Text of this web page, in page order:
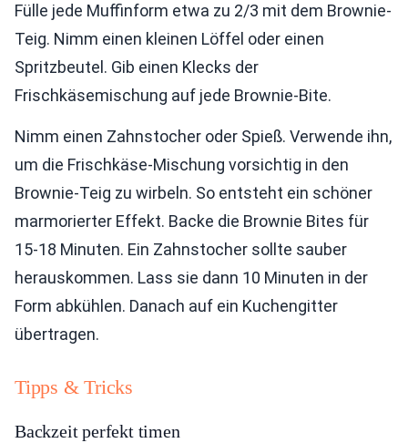
Fülle jede Muffinform etwa zu 2/3 mit dem Brownie-
Teig. Nimm einen kleinen Löffel oder einen
Spritzbeutel. Gib einen Klecks der
Frischkäsemischung auf jede Brownie-Bite.
Nimm einen Zahnstocher oder Spieß. Verwende ihn,
um die Frischkäse-Mischung vorsichtig in den
Brownie-Teig zu wirbeln. So entsteht ein schöner
marmorierter Effekt. Backe die Brownie Bites für
15-18 Minuten. Ein Zahnstocher sollte sauber
herauskommen. Lass sie dann 10 Minuten in der
Form abkühlen. Danach auf ein Kuchengitter
übertragen.
Tipps & Tricks
Backzeit perfekt timen